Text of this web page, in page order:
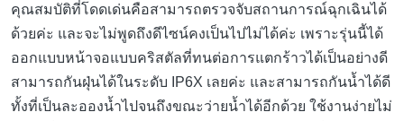
คุณสมบัติที่โดดเด่นคือสามารถตรวจจับสถานการณ์ฉุกเฉินได้
ด้วยค่ะ และจะไม่พูดถึงดีไซน์คงเป็นไปไม่ได้ค่ะ เพราะรุ่นนี้ได้
ออกแบบหน้าจอแบบคริสตัลที่ทนต่อการแตกร้าวได้เป็นอย่างดี
สามารถกันฝุ่นได้ในระดับ IP6X เลยค่ะ และสามารถกันน้ำได้ดี
ทั้งที่เป็นละอองน้ำไปจนถึงขณะว่ายน้ำได้อีกด้วย ใช้งานง่ายไม่